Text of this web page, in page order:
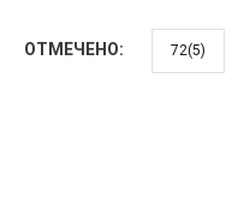
ОТМЕЧЕНО: 72(5)